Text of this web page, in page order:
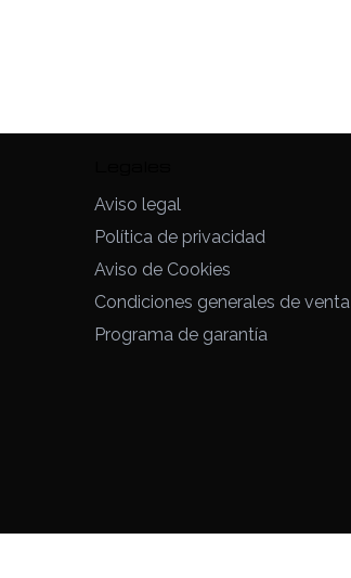
Aviso legal
Política de privacidad
Aviso de Cookies
Condiciones generales de venta
Programa de garantía